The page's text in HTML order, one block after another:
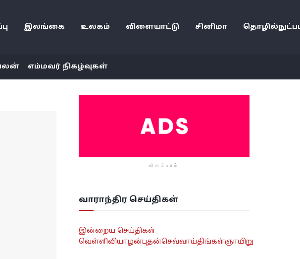
இலங்கை உலகம் விளையாட்டு சினிமா
எம்மவர் நிகழ்வுகள்
விளம்பரம்
வாராந்திர செய்திகள்
இன்றைய செய்திகள்
வெள்ளிவியாழன்புதன்செவ்வாய்திங்கள்ஞாயிறு